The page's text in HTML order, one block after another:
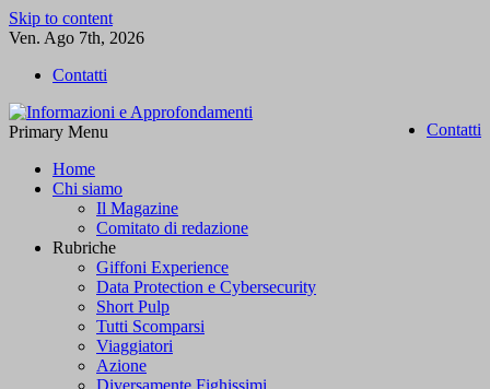
Skip to content
Ven. Ago 7th, 2026
Contatti
Contatti
Primary Menu
Home
Chi siamo
Il Magazine
Comitato di redazione
Rubriche
Giffoni Experience
Data Protection e Cybersecurity
Short Pulp
Tutti Scomparsi
Viaggiatori
Azione
Diversamente Fighissimi